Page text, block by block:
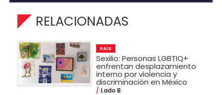
RELACIONADAS
PAÍS
Sexilio: Personas LGBTIQ+
enfrentan desplazamiento
interno por violencia y
discriminación en México
Lado B